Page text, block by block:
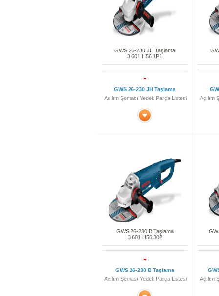
GWS 26-230 JH Taşlama
3 601 H56 1P1
GWS 26-230 JH Taşlama
Açılım Şeması Yedek Parça Listesi
Açılım
GWS 26-230 B Taşlama
3 601 H56 302
GWS 26-230 B Taşlama
Açılım Şeması Yedek Parça Listesi
Açılım